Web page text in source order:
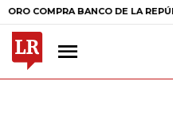
BANCO DE LA REPÚBLICA